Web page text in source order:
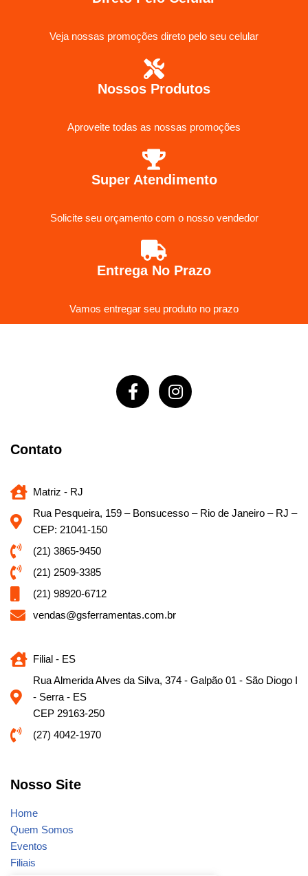
Veja nossas promoções direto pelo seu celular
Nossos Produtos
Aproveite todas as nossas promoções
Super Atendimento
Solicite seu orçamento com o nosso vendedor
Entrega No Prazo
Vamos entregar seu produto no prazo
Contato
Matriz - RJ
Rua Pesqueira, 159 – Bonsucesso – Rio de Janeiro – RJ –
CEP: 21041-150
(21) 3865-9450
(21) 2509-3385
(21) 98920-6712
vendas@gsferramentas.com.br
Filial - ES
Rua Almerida Alves da Silva, 374 - Galpão 01 - São Diogo I
- Serra - ES
CEP 29163-250
(27) 4042-1970
Nosso Site
Home
Quem Somos
Eventos
Filiais